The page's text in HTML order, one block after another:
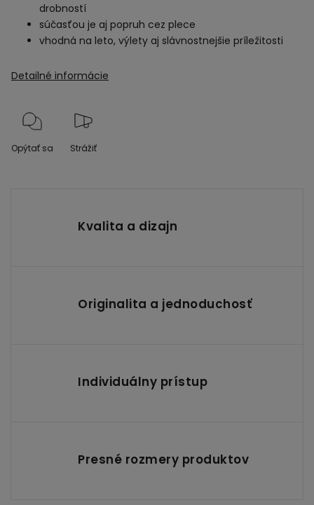
drobností
súčasťou je aj popruh cez plece
vhodná na leto, výlety aj slávnostnejšie príležitosti
Detailné informácie
Opýtať sa Strážiť
Kvalita a dizajn
Originalita a jednoduchosť
Individuálny prístup
Presné rozmery produktov